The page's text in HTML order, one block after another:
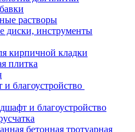
растворы
диски, инструменты
кирпичной кладки
плитка
благоустройство
и благоустройство
бетонная тротуарная